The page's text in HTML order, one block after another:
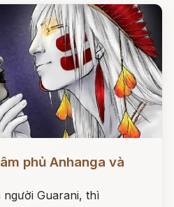
phủ Anhanga và
Guarani, thì